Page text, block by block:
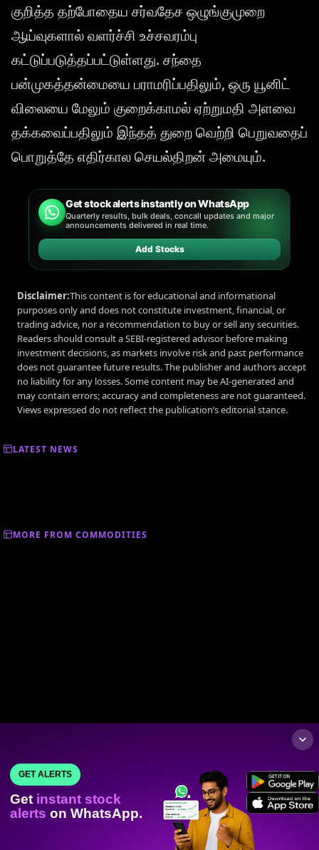
குறித்த தற்போதைய சர்வதேச ஒழுங்குமுறை
ஆய்வுகளால் வளர்ச்சி உச்சவரம்பு
கட்டுப்படுத்தப்பட்டுள்ளது. சந்தை
பன்முகத்தன்மையை பராமரிப்பதிலும், ஒரு யூனிட்
விலையை மேலும் குறைக்காமல் ஏற்றுமதி அளவை
தக்கவைப்பதிலும் இந்தத் துறை வெற்றி பெறுவதைப்
பொறுத்தே எதிர்கால செயல்திறன் அமையும்.
Get stock alerts instantly on WhatsApp
Quarterly results, bulk deals, concall updates and major
announcements delivered in real time.
Add Stocks
Disclaimer:This content is for educational and informational
purposes only and does not constitute investment, financial, or
trading advice, nor a recommendation to buy or sell any securities.
Readers should consult a SEBI-registered advisor before making
investment decisions, as markets involve risk and past performance
does not guarantee future results. The publisher and authors accept
no liability for any losses. Some content may be AI-generated and
may contain errors; accuracy and completeness are not guaranteed.
Views expressed do not reflect the publication’s editorial stance.
LATEST NEWS
MORE FROM COMMODITIES
GET ALERTS
Get instant stock
alerts on WhatsApp.